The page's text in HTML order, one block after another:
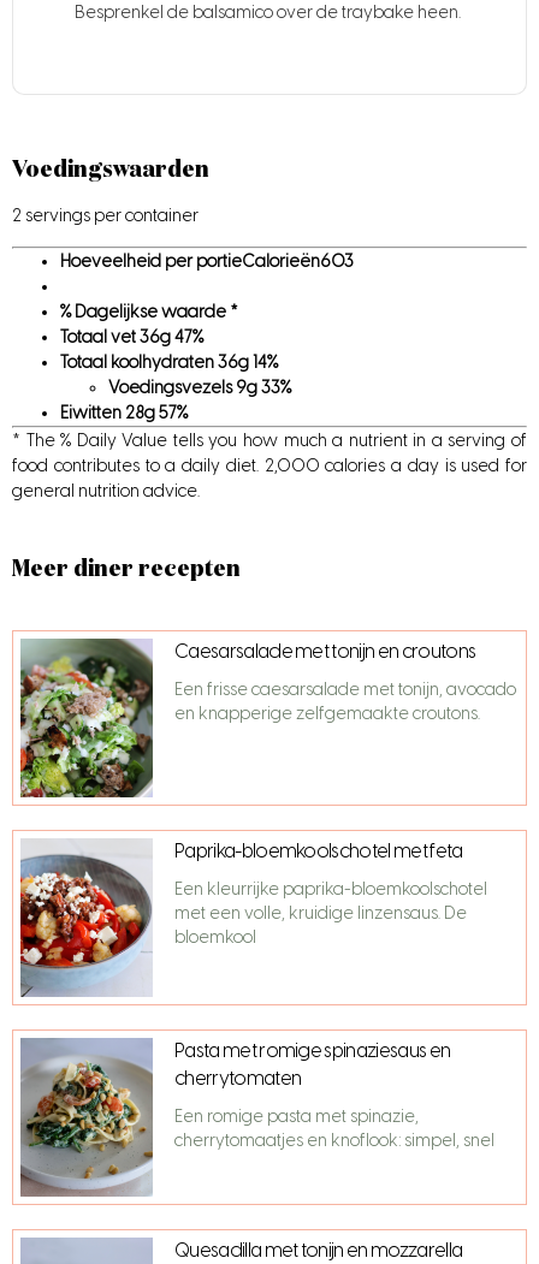
Besprenkel de balsamico over de traybake heen.
Voedingswaarden
2 servings per container
Hoeveelheid per portieCalorieën603
% Dagelijkse waarde *
Totaal vet36g47%
Totaal koolhydraten36g14%
Voedingsvezels 9g33%
Eiwitten 28g57%
* The % Daily Value tells you how much a nutrient in a serving of
food contributes to a daily diet. 2,000 calories a day is used for
general nutrition advice.
Meer diner recepten
Caesarsalade met tonijn en croutons
Een frisse caesarsalade met tonijn, avocado
en knapperige zelfgemaakte croutons.
Paprika-bloemkoolschotel met feta
Een kleurrijke paprika-bloemkoolschotel
met een volle, kruidige linzensaus. De
bloemkool
Pasta met romige spinaziesaus en
cherrytomaten
Een romige pasta met spinazie,
cherrytomaatjes en knoflook: simpel, snel
Quesadilla met tonijn en mozzarella